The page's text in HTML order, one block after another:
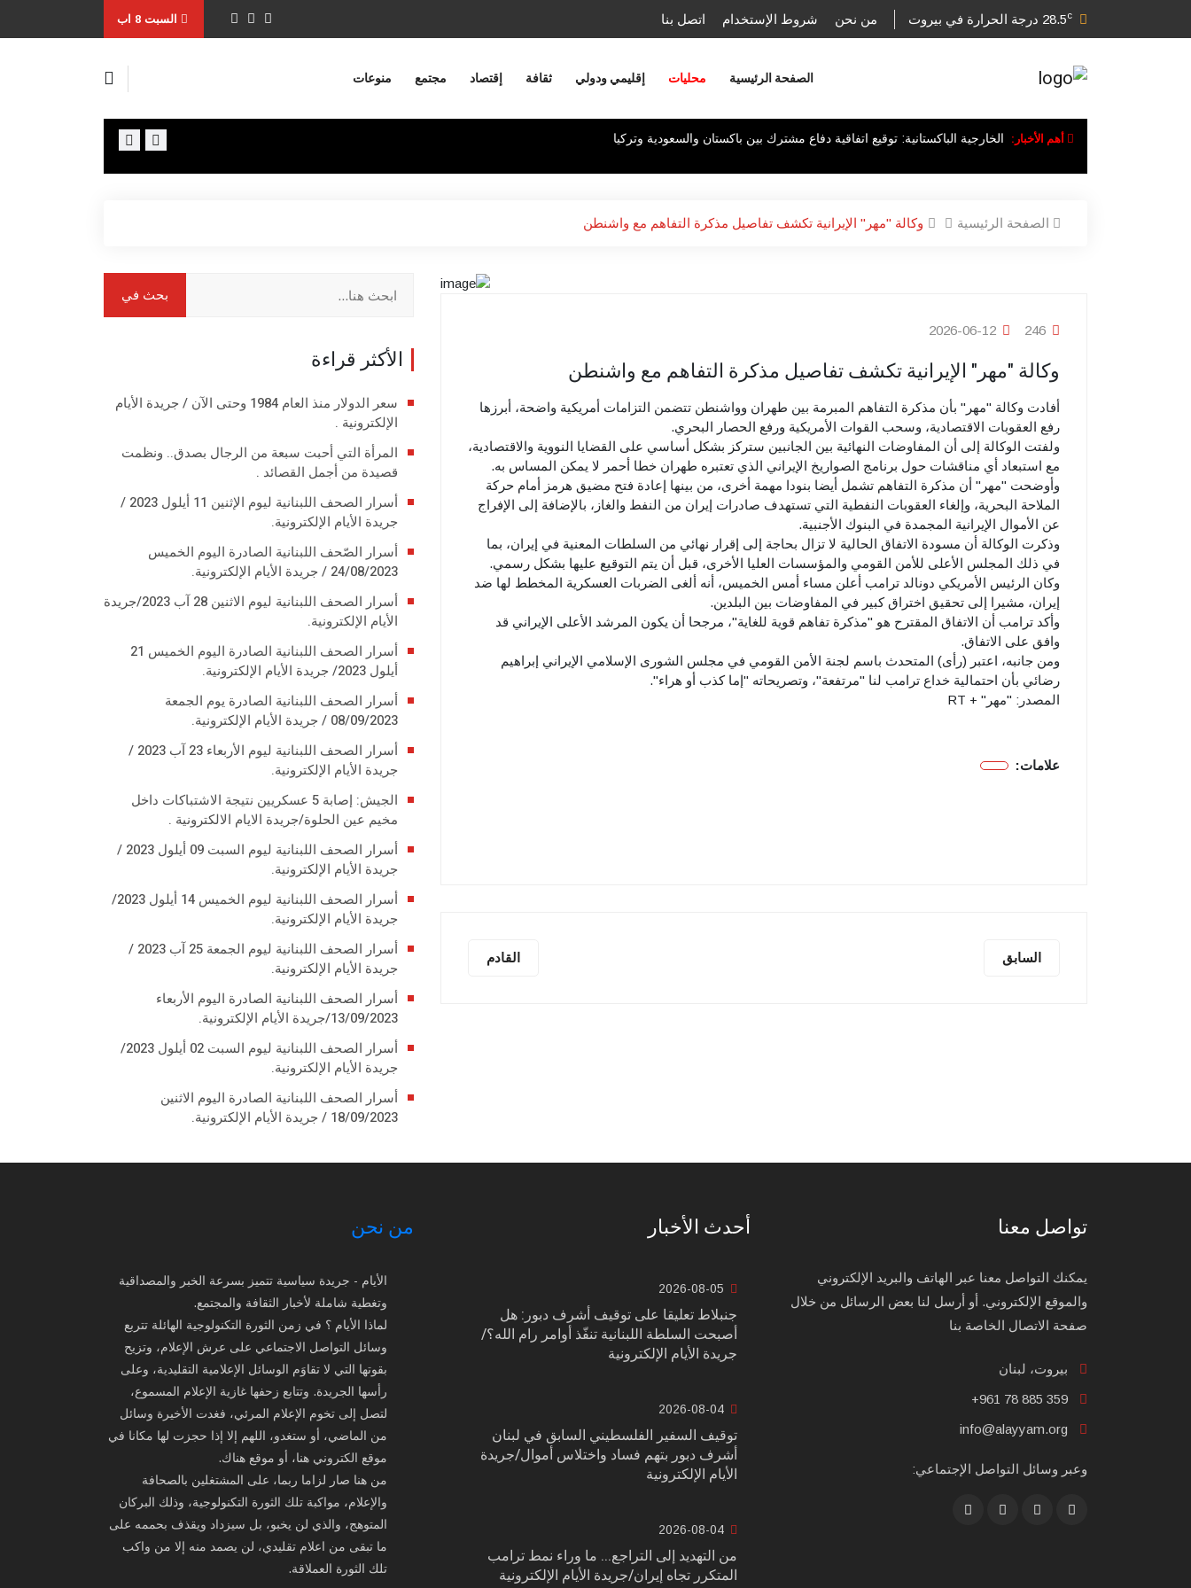
28.5c درجة الحرارة في بيروت من نحن شروط الإستخدام اتصل بنا السبت 8 اب
الصفحة الرئيسية محليات إقليمي ودولي ثقافة إقتصاد مجتمع منوعات
أهم الأخبار: الخارجية الباكستانية: توقيع اتفاقية دفاع مشترك بين باكستان والسعودية وتركيا الإخباريّة السّوريّة : "وقوع عدد من القتلى
الصفحة الرئيسية وكالة "مهر" الإيرانية تكشف تفاصيل مذكرة التفاهم مع واشنطن
وكالة "مهر" الإيرانية تكشف تفاصيل مذكرة التفاهم مع واشنطن
أفادت وكالة "مهر" بأن مذكرة التفاهم المبرمة بين طهران وواشنطن تتضمن التزامات أمريكية واضحة، أبرزها
رفع العقوبات الاقتصادية، وسحب القوات الأمريكية ورفع الحصار البحري.
ولفتت الوكالة إلى أن المفاوضات النهائية بين الجانبين ستركز بشكل أساسي على القضايا النووية والاقتصادية،
مع استبعاد أي مناقشات حول برنامج الصواريخ الإيراني الذي تعتبره طهران خطا أحمر لا يمكن المساس به.
وأوضحت "مهر" أن مذكرة التفاهم تشمل أيضا بنودا مهمة أخرى، من بينها إعادة فتح مضيق هرمز أمام حركة
الملاحة البحرية، وإلغاء العقوبات النفطية التي تستهدف صادرات إيران من النفط والغاز، بالإضافة إلى الإفراج
عن الأموال الإيرانية المجمدة في البنوك الأجنبية.
وذكرت الوكالة أن مسودة الاتفاق الحالية لا تزال بحاجة إلى إقرار نهائي من السلطات المعنية في إيران، بما
في ذلك المجلس الأعلى للأمن القومي والمؤسسات العليا الأخرى، قبل أن يتم التوقيع عليها بشكل رسمي.
وكان الرئيس الأمريكي دونالد ترامب أعلن مساء أمس الخميس، أنه ألغى الضربات العسكرية المخطط لها ضد
إيران، مشيرا إلى تحقيق اختراق كبير في المفاوضات بين البلدين.
وأكد ترامب أن الاتفاق المقترح هو "مذكرة تفاهم قوية للغاية"، مرجحا أن يكون المرشد الأعلى الإيراني قد
وافق على الاتفاق.
ومن جانبه، اعتبر (رأى) المتحدث باسم لجنة الأمن القومي في مجلس الشورى الإسلامي الإيراني إبراهيم
رضائي بأن احتمالية خداع ترامب لنا "مرتفعة"، وتصريحاته "إما كذب أو هراء".
المصدر: "مهر" + RT
علامات:
القادم السابق
الأكثر قراءة
سعر الدولار منذ العام 1984 وحتى الآن / جريدة الأيام
الإلكترونية .
المرأة التي أحبت سبعة من الرجال بصدق.. ونظمت
قصيدة من أجمل القصائد .
أسرار الصحف اللبنانية ليوم الإثنين 11 أيلول 2023 /
جريدة الأيام الإلكترونية.
أسرار الصّحف اللبنانية الصادرة اليوم الخميس
24/08/2023 / جريدة الأيام الإلكترونية.
أسرار الصحف اللبنانية ليوم الاثنين 28 آب 2023/جريدة
الأيام الإلكترونية.
أسرار الصحف اللبنانية الصادرة اليوم الخميس 21
أيلول 2023/ جريدة الأيام الإلكترونية.
أسرار الصحف اللبنانية الصادرة يوم الجمعة
08/09/2023 / جريدة الأيام الإلكترونية.
أسرار الصحف اللبنانية ليوم الأربعاء 23 آب 2023 /
جريدة الأيام الإلكترونية.
الجيش: إصابة 5 عسكريين نتيجة الاشتباكات داخل
مخيم عين الحلوة/جريدة الايام الالكترونية .
أسرار الصحف اللبنانية ليوم السبت 09 أيلول 2023 /
جريدة الأيام الإلكترونية.
أسرار الصحف اللبنانية ليوم الخميس 14 أيلول 2023/
جريدة الأيام الإلكترونية.
أسرار الصحف اللبنانية ليوم الجمعة 25 آب 2023 /
جريدة الأيام الإلكترونية.
أسرار الصحف اللبنانية الصادرة اليوم الأربعاء
13/09/2023/جريدة الأيام الإلكترونية.
أسرار الصحف اللبنانية ليوم السبت 02 أيلول 2023/
جريدة الأيام الإلكترونية.
أسرار الصحف اللبنانية الصادرة اليوم الاثنين
18/09/2023 / جريدة الأيام الإلكترونية.
تواصل معنا
يمكنك التواصل معنا عبر الهاتف والبريد الإلكتروني
والموقع الإلكتروني. أو أرسل لنا بعض الرسائل من خلال
صفحة الاتصال الخاصة بنا
بيروت، لبنان
+961 78 885 359
info@alayyam.org
وعبر وسائل التواصل الإجتماعي:
أحدث الأخبار
جنبلاط تعليقا على توقيف أشرف دبور: هل
أصبحت السلطة اللبنانية تنفّذ أوامر رام الله؟/
جريدة الأيام الإلكترونية
توقيف السفير الفلسطيني السابق في لبنان
أشرف دبور بتهم فساد واختلاس أموال/جريدة
الأيام الإلكترونية
من التهديد إلى التراجع... ما وراء نمط ترامب
المتكرر تجاه إيران/جريدة الأيام الإلكترونية
من نحن
الأيام - جريدة سياسية تتميز بسرعة الخبر والمصداقية
وتغطية شاملة لأخبار الثقافة والمجتمع.
لماذا الأيام ؟ في زمن الثورة التكنولوجية الهائلة تتربع
وسائل التواصل الاجتماعي على عرش الإعلام، وتزيح
بقوتها التي لا تقاوَم الوسائل الإعلامية التقليدية، وعلى
رأسها الجريدة. وتتابع زحفها غازية الإعلام المسموع،
لتصل إلى تخوم الإعلام المرئي، فغدت الأخيرة وسائل
من الماضي، أو ستغدو، اللهم إلا إذا حجزت لها مكانا في
موقع الكتروني هنا، أو موقع هناك.
من هنا صار لزاما ربما، على المشتغلين بالصحافة
والإعلام، مواكبة تلك الثورة التكنولوجية، وذلك البركان
المتوهج، والذي لن يخبو، بل سيزداد ويقذف بحممه على
ما تبقى من اعلام تقليدي، لن يصمد منه إلا من واكب
تلك الثورة العملاقة.